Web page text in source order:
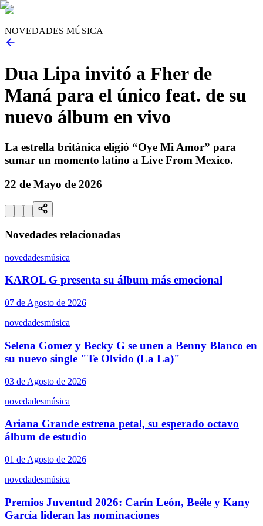
NOVEDADES MÚSICA
Dua Lipa invitó a Fher de
Maná para el único feat. de su
nuevo álbum en vivo
La estrella británica eligió “Oye Mi Amor” para
sumar un momento latino a Live From Mexico.
22 de Mayo de 2026
Novedades relacionadas
novedadesmúsica
KAROL G presenta su álbum más emocional
07 de Agosto de 2026
novedadesmúsica
Selena Gomez y Becky G se unen a Benny Blanco en
su nuevo single "Te Olvido (La La)"
03 de Agosto de 2026
novedadesmúsica
Ariana Grande estrena petal, su esperado octavo
álbum de estudio
01 de Agosto de 2026
novedadesmúsica
Premios Juventud 2026: Carín León, Beéle y Kany
García lideran las nominaciones